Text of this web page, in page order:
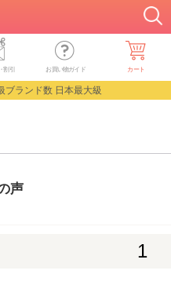
割引 お買い物ガイド カート
ブランド数 日本最大級
声
1